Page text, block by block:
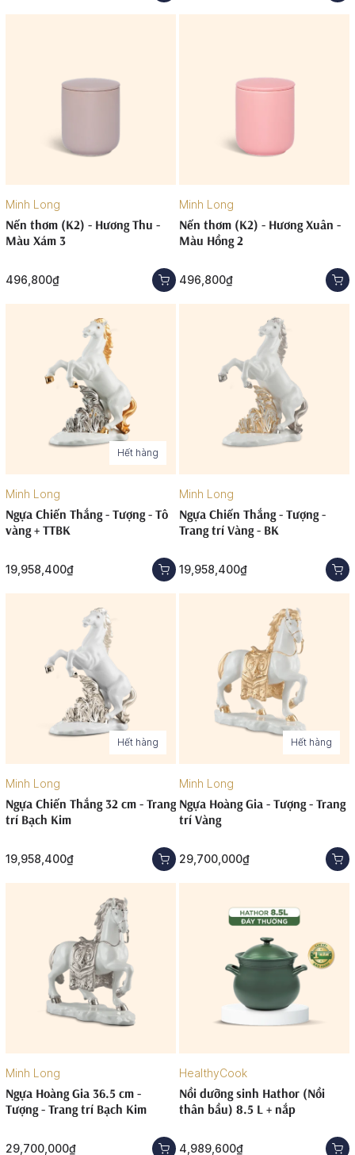
Minh Long
Nến thơm (K2) - Hương Thu -
Màu Xám 3
496,800₫
Minh Long
Nến thơm (K2) - Hương Xuân -
Màu Hồng 2
496,800₫
Hết hàng
Minh Long
Ngựa Chiến Thắng - Tượng - Tô
vàng + TTBK
19,958,400₫
Minh Long
Ngựa Chiến Thắng - Tượng -
Trang trí Vàng - BK
19,958,400₫
Hết hàng
Minh Long
Ngựa Chiến Thắng 32 cm - Trang
trí Bạch Kim
19,958,400₫
Hết hàng
Minh Long
Ngựa Hoàng Gia - Tượng - Trang
trí Vàng
29,700,000₫
Minh Long
Ngựa Hoàng Gia 36.5 cm -
Tượng - Trang trí Bạch Kim
29,700,000₫
HealthyCook
Nồi dưỡng sinh Hathor (Nồi
thân bầu) 8.5 L + nắp
4,989,600₫